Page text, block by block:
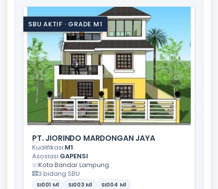
SBU AKTIF · GRADE M1
PT. JIORINDO MARDONGAN JAYA
Kualifikasi:M1
Asosiasi:GAPENSI
Kota Bandar Lampung
3 bidang SBU
SI001 M1 SI003 M1 SI004 M1